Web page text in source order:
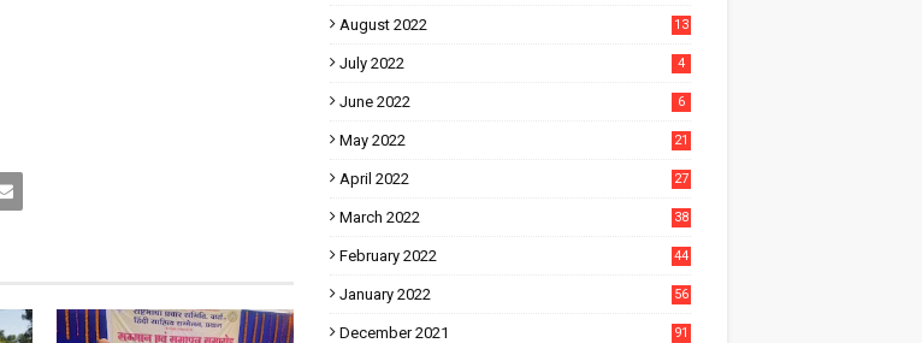
August 2022 13
July 2022 4
June 2022 6
May 2022 21
April 2022 27
March 2022 38
February 2022 44
January 2022 56
December 2021 91